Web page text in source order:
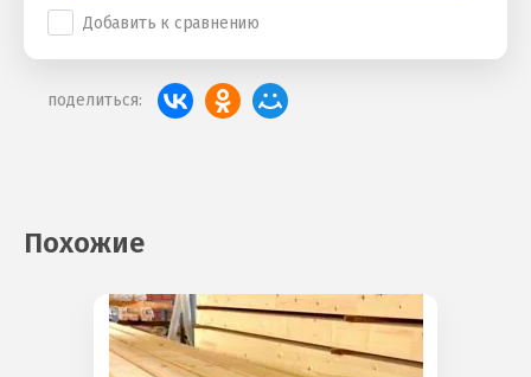
Добавить к сравнению
поделиться:
Похожие